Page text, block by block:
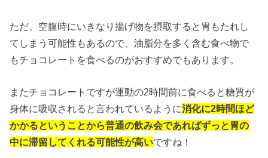
ただ、空腹時にいきなり揚げ物を摂取すると胃もたれし
てしまう可能性もあるので、油脂分を多く含む食べ物で
もチョコレートを食べるのがおすすめでもあります。
またチョコレートですが運動の2時間前に食べると糖質が
身体に吸収されると言われているように消化に2時間ほど
かかるということから普通の飲み会であればずっと胃の
中に滞留してくれる可能性が高いですね！